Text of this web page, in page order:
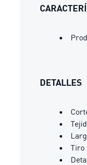
DETALLES
Tiro